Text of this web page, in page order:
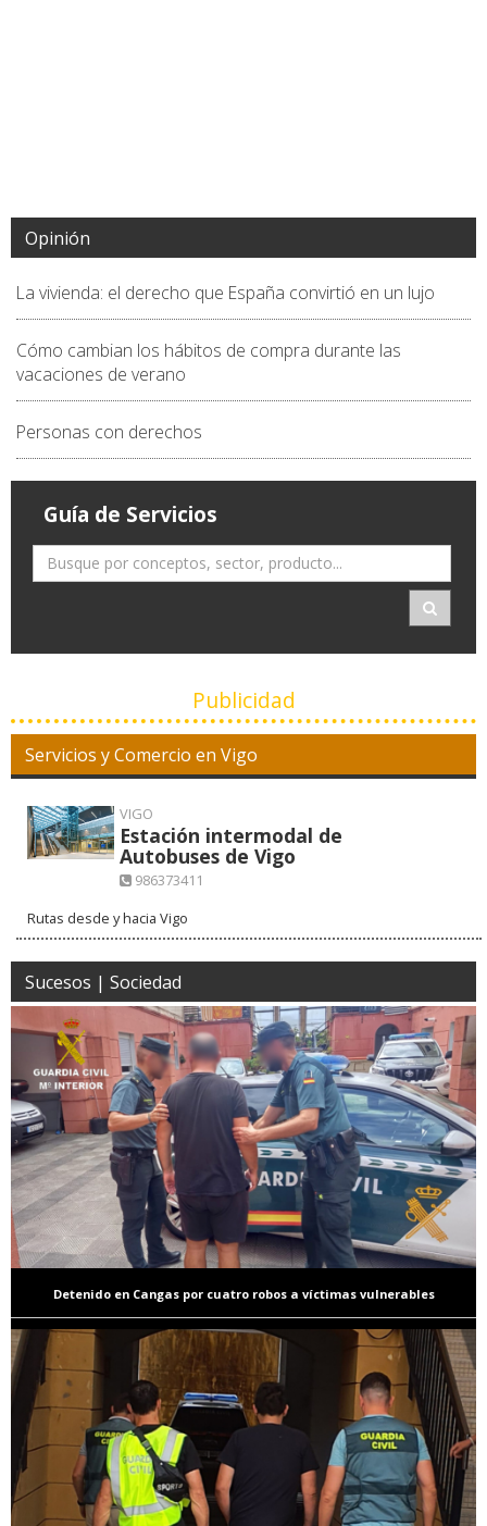
Opinión
La vivienda: el derecho que España convirtió en un lujo
Cómo cambian los hábitos de compra durante las
vacaciones de verano
Personas con derechos
Guía de Servicios
Publicidad
Servicios y Comercio en Vigo
VIGO
Estación intermodal de
Autobuses de Vigo
986373411
Rutas desde y hacia Vigo
Sucesos | Sociedad
Detenido en Cangas por cuatro robos a víctimas vulnerables